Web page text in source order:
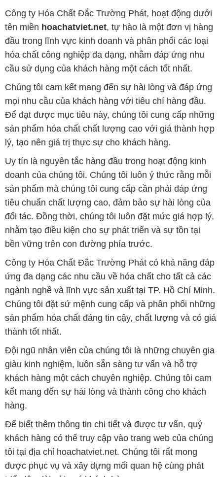
cầu sử dụng của khách hàng một cách tốt nhất.
Chúng tôi cam kết mang đến sự hài lòng và đáp ứng
mọi nhu cầu của khách hàng với tiêu chí hàng đầu.
Để đạt được mục tiêu này, chúng tôi cung cấp những
sản phẩm hóa chất chất lượng cao với giá thành hợp
lý, tạo nên giá trị thực sự cho khách hàng.
Uy tín là nguyên tắc hàng đầu trong hoạt động kinh
doanh của chúng tôi. Chúng tôi luôn ý thức rằng mỗi
sản phẩm mà chúng tôi cung cấp cần phải đáp ứng
tiêu chuẩn chất lượng cao, đảm bảo sự hài lòng của
đối tác. Đồng thời, chúng tôi luôn đặt mức giá hợp lý,
nhằm tạo điều kiện cho sự phát triển và sự tồn tại
bền vững trên con đường phía trước.
Công ty Hóa Chất Đắc Trường Phát có khả năng đáp
ứng đa dạng các nhu cầu về hóa chất cho tất cả các
ngành nghề và lĩnh vực sản xuất tại TP. Hồ Chí Minh.
Chúng tôi đặt sứ mệnh cung cấp và phân phối những
sản phẩm hóa chất đáng tin cậy, chất lượng và có giá
thành tốt nhất.
Đội ngũ nhân viên của chúng tôi là những chuyên gia
giàu kinh nghiệm, luôn sẵn sàng tư vấn và hỗ trợ
khách hàng một cách chuyên nghiệp. Chúng tôi cam
kết mang đến sự hài lòng và thành công cho khách
hàng.
Để biết thêm thông tin chi tiết và được tư vấn, quý
khách hàng có thể truy cập vào trang web của chúng
tôi tại địa chỉ hoachatviet.net. Chúng tôi rất mong
được phục vụ và xây dựng mối quan hệ cùng phát
triển lâu dài với quý khách hàng.
Bản quyền © 2016 hoachatviet.net
CÔNG TY XNK TM SX HÓA CHẤT ĐẮC TRƯỜNG PHÁT